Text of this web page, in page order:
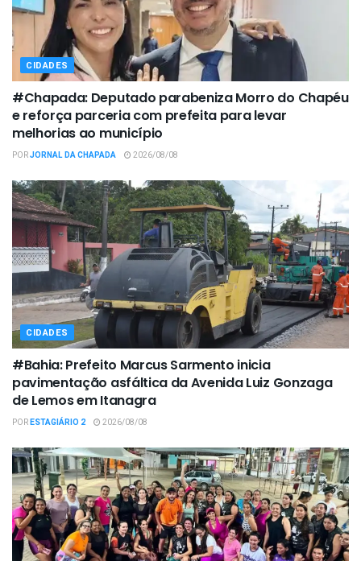
CIDADES
#Chapada: Deputado parabeniza Morro do Chapéu
e reforça parceria com prefeita para levar
melhorias ao município
PORJORNAL DA CHAPADA 2026/08/08
CIDADES
#Bahia: Prefeito Marcus Sarmento inicia
pavimentação asfáltica da Avenida Luiz Gonzaga
de Lemos em Itanagra
PORESTAGIÁRIO 2 2026/08/08